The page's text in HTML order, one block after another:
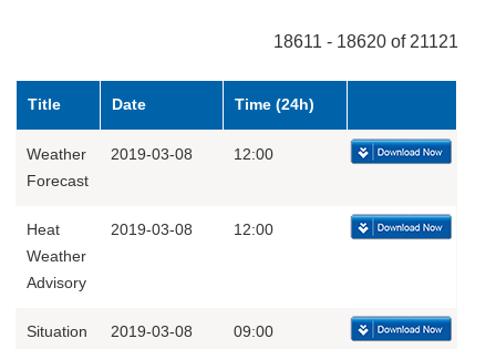
18611 - 18620 of 21121
Title Date Time (24h)
Weather
Forecast
2019-03-08 12:00
Heat
Weather
Advisory
2019-03-08 12:00
Situation
2019-03-08 09:00